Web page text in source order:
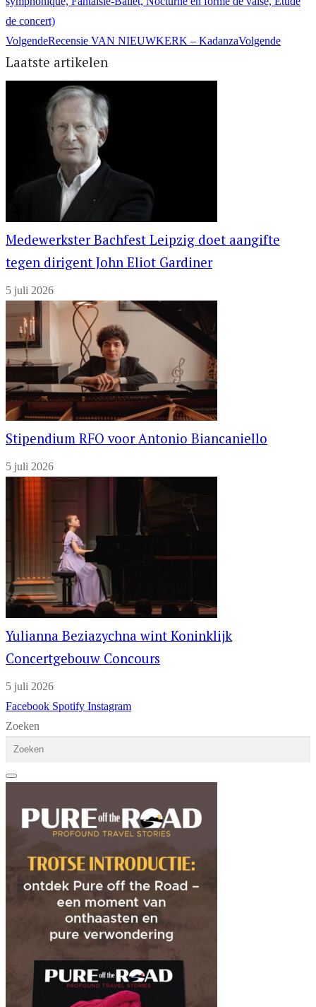
de concert)
VolgendeRecensie VAN NIEUWKERK – KadanzaVolgende
Laatste artikelen
Medewerkster Bachfest Leipzig doet aangifte
tegen dirigent John Eliot Gardiner
5 juli 2026
Stipendium RFO voor Antonio Biancaniello
5 juli 2026
Yulianna Beziazychna wint Koninklijk
Concertgebouw Concours
5 juli 2026
Facebook Spotify Instagram
Zoeken